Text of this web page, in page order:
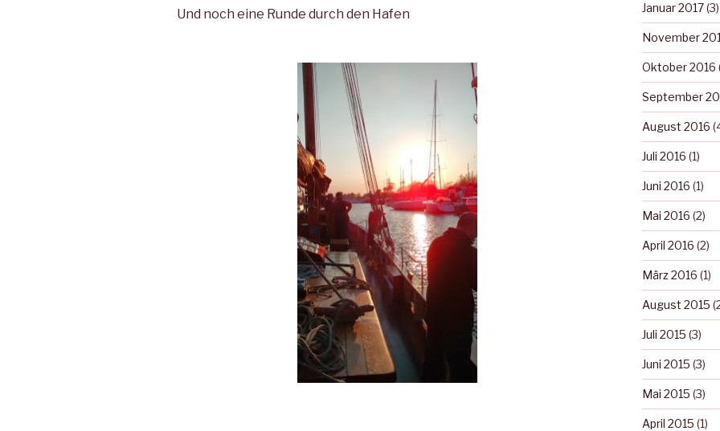
Und noch eine Runde durch den Hafen Januar 2017(3)
November
Oktober 2016
September
August 2016
Juli 2016 (1)
Juni 2016 (1)
Mai 2016 (2)
April 2016 (2)
März 2016 (1)
August 2015
Juli 2015 (3)
Juni 2015 (3)
Mai 2015 (3)
April 2015 (1)